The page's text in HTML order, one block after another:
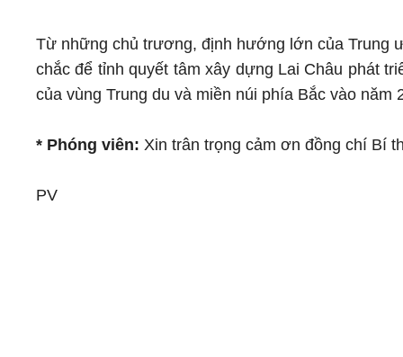
Từ những chủ trương, định hướng lớn của Trung
chắc để tỉnh quyết tâm xây dựng Lai Châu phát
của vùng Trung du và miền núi phía Bắc vào năm
* Phóng viên: Xin trân trọng cảm ơn đồng chí Bí
PV